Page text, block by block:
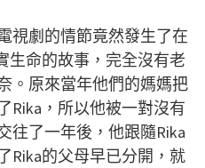
視劇的情節竟然發生了在
生命的故事，完全沒有老
。原來當年他們的媽媽把
Rika，所以他被一對沒有
往了一年後，他跟隨Rika
Rika的父母早已分開，就